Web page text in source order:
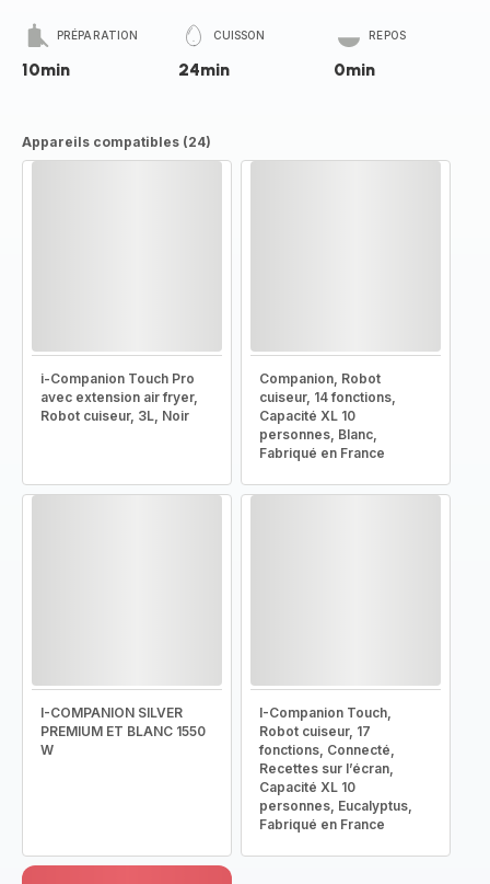
PRÉPARATION
10min
CUISSON
24min
REPOS
0min
Appareils compatibles (24)
i-Companion Touch Pro
avec extension air fryer,
Robot cuiseur, 3L, Noir
Companion, Robot
cuiseur, 14 fonctions,
Capacité XL 10
personnes, Blanc,
Fabriqué en France
I-COMPANION SILVER
PREMIUM ET BLANC 1550
W
I-Companion Touch,
Robot cuiseur, 17
fonctions, Connecté,
Recettes sur l’écran,
Capacité XL 10
personnes, Eucalyptus,
Fabriqué en France